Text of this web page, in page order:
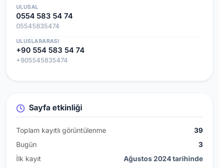
ULUSAL
0554 583 54 74
05545835474
ULUSLARARASI
+90 554 583 54 74
+905545835474
Sayfa etkinliği
Toplam kayıtlı görüntülenme
39
Bugün
3
İlk kayıt
Ağustos 2024 tarihinde